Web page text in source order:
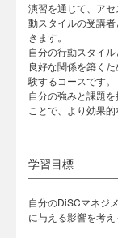
演習を通じて、ア
動スタイルの受講
きます。
自分の行動スタイ
良好な関係を築く
験するコースです。
自分の強みと課題
ことで、より効果
学習目標
自分のDiSCマネジ
に与える影響を考え